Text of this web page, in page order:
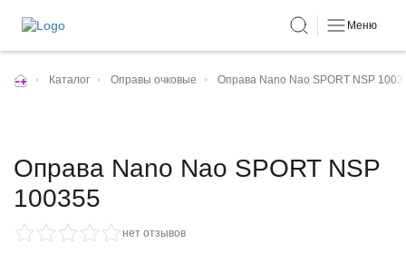
Меню
• Каталог • Оправы очковые • Оправа Nano Nao SPORT NSP
Оправа Nano Nao SPORT NSP
100355
нет отзывов